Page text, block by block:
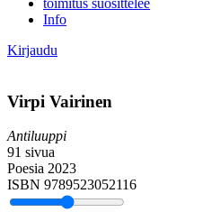
toimitus suosittelee
Info
Kirjaudu
Virpi Vairinen
Antiluuppi
91 sivua
Poesia 2023
ISBN 9789523052116